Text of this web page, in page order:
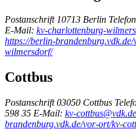
Postanschrift 10713 Berlin
E-Mail: kv-charlottenburg-
https://berlin-
wilmersdorf/
Cottbus
Postanschrift 03050 Cottbus
598 35 E-Mail: kv-cottbus@vdk.de
brandenburg.vdk.de/vor-ort/kv-